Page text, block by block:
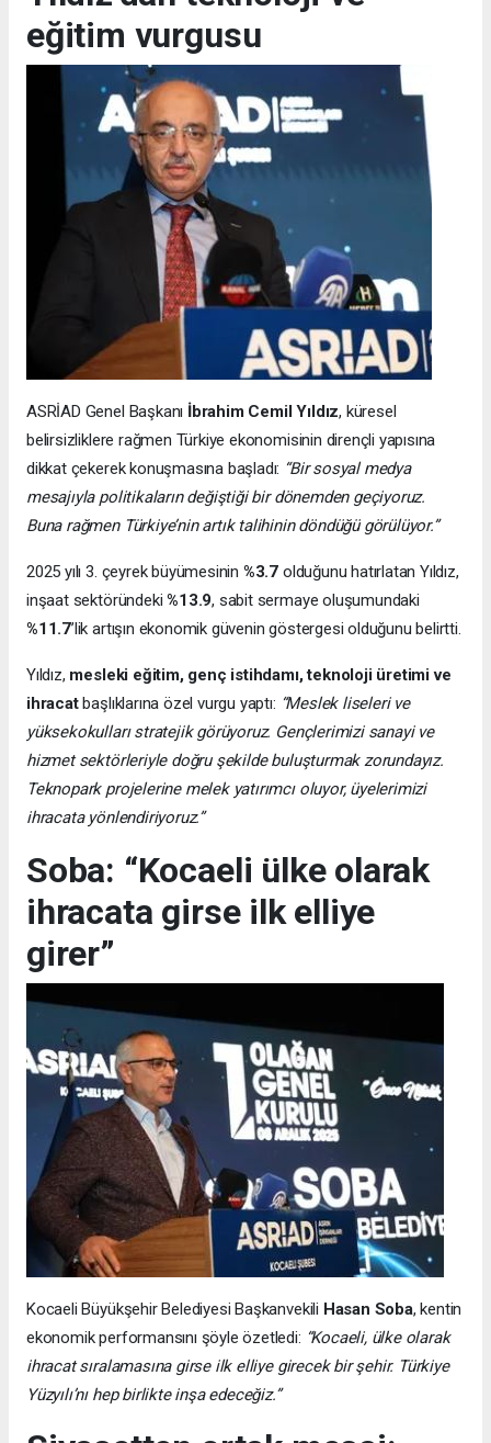
eğitim vurgusu
ASRİAD Genel Başkanı İbrahim Cemil Yıldız, küresel
belirsizliklere rağmen Türkiye ekonomisinin dirençli yapısına
dikkat çekerek konuşmasına başladı: “Bir sosyal medya
mesajıyla politikaların değiştiği bir dönemden geçiyoruz.
Buna rağmen Türkiye’nin artık talihinin döndüğü görülüyor.”
2025 yılı 3. çeyrek büyümesinin %3.7 olduğunu hatırlatan Yıldız,
inşaat sektöründeki%13.9, sabit sermaye oluşumundaki
%11.7’lik artışın ekonomik güvenin göstergesi olduğunu belirtti.
Yıldız, mesleki eğitim, genç istihdamı, teknoloji üretimi ve
ihracatbaşlıklarına özel vurgu yaptı: “Meslek liseleri ve
yüksekokulları stratejik görüyoruz. Gençlerimizi sanayi ve
hizmet sektörleriyle doğru şekilde buluşturmak zorundayız.
Teknopark projelerine melek yatırımcı oluyor, üyelerimizi
ihracata yönlendiriyoruz.”
Soba: “Kocaeli ülke olarak
ihracata girse ilk elliye
girer”
Kocaeli Büyükşehir Belediyesi Başkanvekili Hasan Soba, kentin
ekonomik performansını şöyle özetledi: “Kocaeli, ülke olarak
ihracat sıralamasına girse ilk elliye girecek bir şehir. Türkiye
Yüzyılı’nı hep birlikte inşa edeceğiz.”